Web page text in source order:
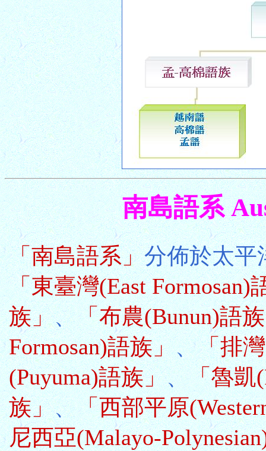
南島語系
「南島語系」分佈於太平
「東臺灣(East Formosan)
族」、「布農(Bunun)語
Formosan)語族」、「排
(Puyuma)語族」、「魯凱
族」、「西部平原
尼西亞(Malayo-